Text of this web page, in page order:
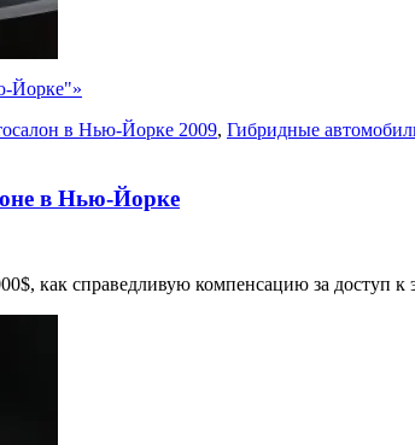
Йорке"»
в Нью-Йорке 2009, Гибридные
в Нью-Йорке
как справедливую компенсацию за доступ